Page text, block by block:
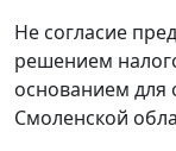
Не согласие
решением
основанием
Смоленской